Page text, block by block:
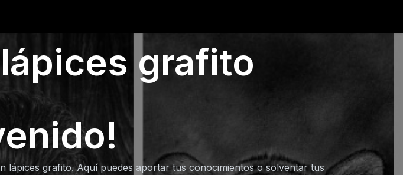
grafito
grafito. Aquí puedes aportar tus conocimientos o solventar tus